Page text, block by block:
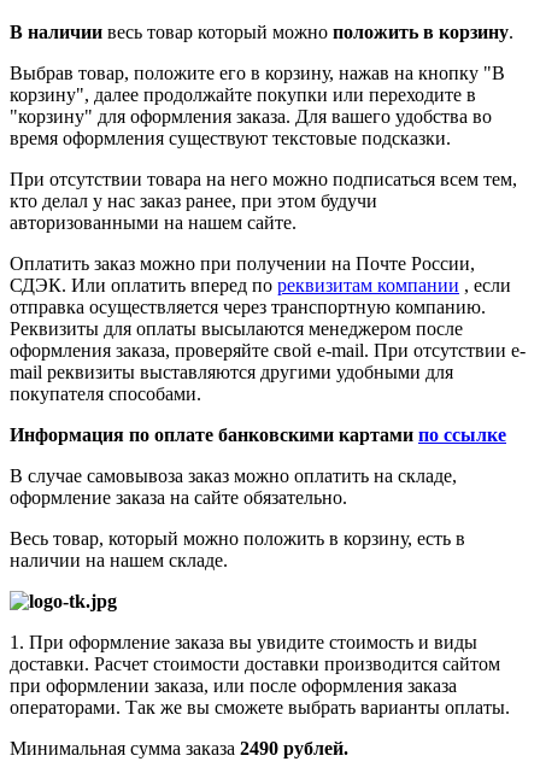
В наличии весь товар который можно положить в корзину.
Выбрав товар, положите его в корзину, нажав на кнопку "В
корзину", далее продолжайте покупки или переходите в
"корзину" для оформления заказа. Для вашего удобства во
время оформления существуют текстовые подсказки.
При отсутствии товара на него можно подписаться всем тем,
кто делал у нас заказ ранее, при этом будучи
авторизованными на нашем сайте.
Оплатить заказ можно при получении на Почте России,
СДЭК. Или оплатить вперед по реквизитам компании , если
отправка осуществляется через транспортную компанию.
Реквизиты для оплаты высылаются менеджером после
оформления заказа, проверяйте свой e-mail. При отсутствии e-
mail реквизиты выставляются другими удобными для
покупателя способами.
Информация по оплате банковскими картами по ссылке
В случае самовывоза заказ можно оплатить на складе,
оформление заказа на сайте обязательно.
Весь товар, который можно положить в корзину, есть в
наличии на нашем складе.
1. При оформление заказа вы увидите стоимость и виды
доставки. Расчет стоимости доставки производится сайтом
при оформлении заказа, или после оформления заказа
операторами. Так же вы сможете выбрать варианты оплаты.
Минимальная сумма заказа 2490 рублей.